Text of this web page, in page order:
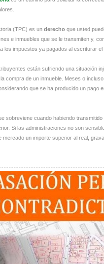
(TPC) es un derecho que usted
e inmuebles que se le transmiten y,
los impuestos ya pagados al escriturar el
están sufriendo una situación
compra de un inmueble. Meses o
que se ha producido un pago
sobreviene cuando habiendo
Si las administraciones no son
un importe superior al real,